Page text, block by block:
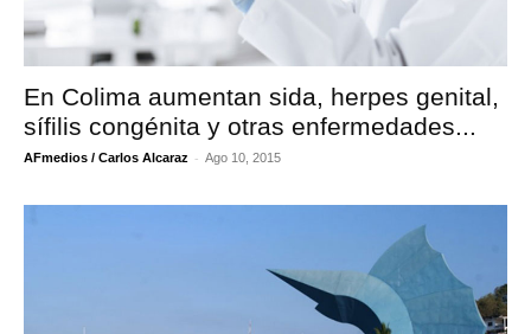
En Colima aumentan sida, herpes genital,
sífilis congénita y otras enfermedades...
AFmedios / Carlos Alcaraz - Ago 10, 2015